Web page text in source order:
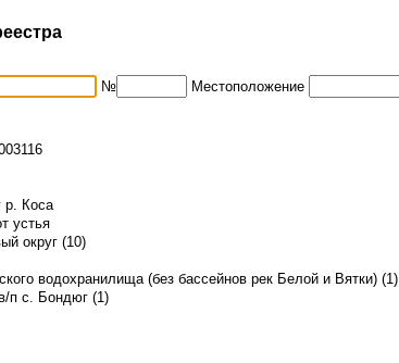
№ Местоположение
р. Коса
устья
округ (10)
водохранилища (без бассейнов рек Белой и Вятки) (1)
п с. Бондюг (1)